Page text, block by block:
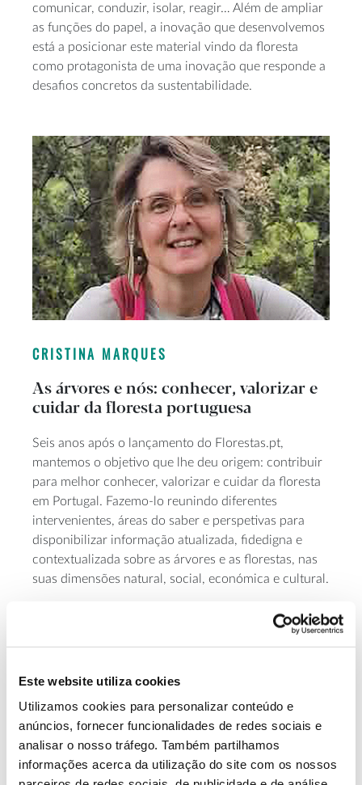
Este website utiliza cookies
Utilizamos cookies para personalizar conteúdo e
anúncios, fornecer funcionalidades de redes sociais e
analisar o nosso tráfego. Também partilhamos
informações acerca da utilização do site com os nossos
comunicar, conduzir, isolar, reagir… Além de ampliar
as funções do papel, a inovação que desenvolvemos
está a posicionar este material vindo da floresta
como protagonista de uma inovação que responde a
desafios concretos da sustentabilidade.
CRISTINA MARQUES
As árvores e nós: conhecer, valorizar e
cuidar da floresta portuguesa
Seis anos após o lançamento do Florestas.pt,
mantemos o objetivo que lhe deu origem: contribuir
para melhor conhecer, valorizar e cuidar da floresta
em Portugal. Fazemo-lo reunindo diferentes
intervenientes, áreas do saber e perspetivas para
disponibilizar informação atualizada, fidedigna e
contextualizada sobre as árvores e as florestas, nas
suas dimensões natural, social, económica e cultural.